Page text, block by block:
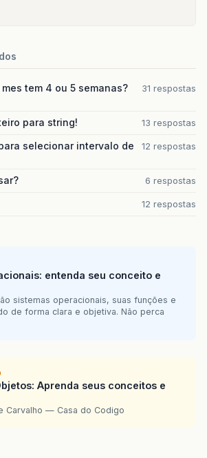
tem 4 ou 5 semanas?
31 respostas
para string! 13 respostas
selecionar intervalo de
12 respostas
6 respostas
12 respostas
entenda seu conceito e
sistemas operacionais, suas funções e
de forma clara e objetiva. Não perca
Aprenda seus conceitos e
Carvalho — Casa do Codigo